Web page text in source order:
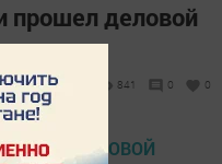
прошел деловой
841 0 0